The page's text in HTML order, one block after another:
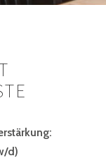
d)